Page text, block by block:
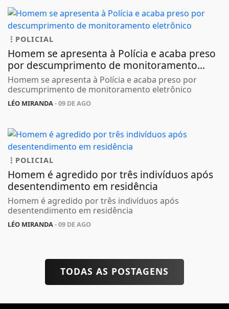
POLICIAL
Homem se apresenta à Polícia e acaba preso
por descumprimento de monitoramento...
Homem se apresenta à Polícia e acaba preso por
descumprimento de monitoramento eletrônico
LÉO MIRANDA- 09 DE AGO
POLICIAL
Homem é agredido por três indivíduos após
desentendimento em residência
Homem é agredido por três indivíduos após
desentendimento em residência
LÉO MIRANDA- 09 DE AGO
TODAS AS POSTAGENS